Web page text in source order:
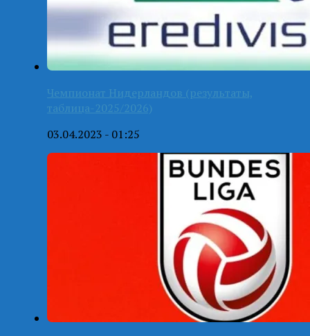
Чемпионат Нидерландов (результаты,
таблица-2025/2026)
03.04.2023 - 01:25